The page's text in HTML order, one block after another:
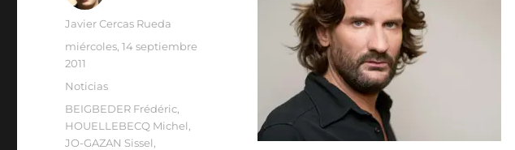
Autor
Javier Cercas Rueda
Publicado
el
miércoles, 14 septiembre
2011
Categorías
Noticias
Etiquetas
BEIGBEDER Frédéric
HOUELLEBECQ Michel
JO-GAZAN Sissel